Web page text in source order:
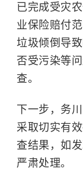
已完成受灾
业保险赔付
垃圾倾倒导
否受污染等
查。
下一步，务
采取切实有
查结果，如
严肃处理。